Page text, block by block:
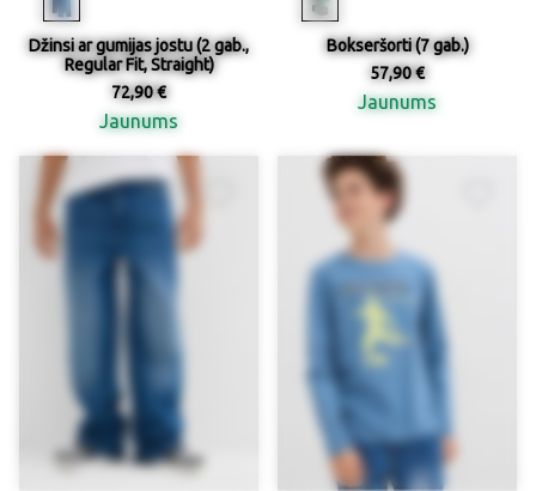
Džinsi ar gumijas jostu (2 gab.,
Regular Fit, Straight)
72,90 €
Jaunums
Bokseršorti (7 gab.)
57,90 €
Jaunums